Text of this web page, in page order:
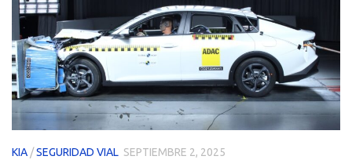
KIA /SEGURIDAD VIAL SEPTIEMBRE 2, 2025